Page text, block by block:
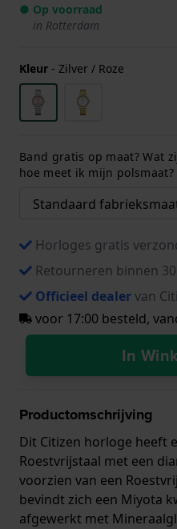
● Op voorraad
in Rotterdam
Kleur - Zilver / Roze
Band gratis op maat? Wat
hoe meet ik mijn polsmaat?
Horloges gratis
Retourneren binnen
Officieel dealervan
voor 17:00 besteld,
In
Productomschrijving
Dit Citizen horloge heeft
Roestvrijstaal met een
voorzien van een
bevindt zich een Miyota
afgewerkt met